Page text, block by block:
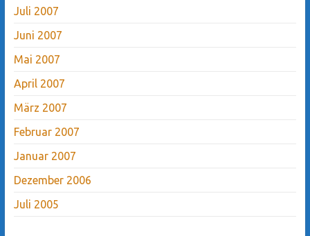
Juli 2007
Juni 2007
Mai 2007
April 2007
März 2007
Februar 2007
Januar 2007
Dezember 2006
Juli 2005